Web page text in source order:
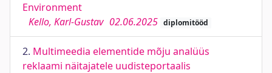
Environment
Kello, Karl-Gustav 02.06.2025 diplomitööd
2. Multimeedia elementide mõju analüüs
reklaami näitajatele uudisteportaalis